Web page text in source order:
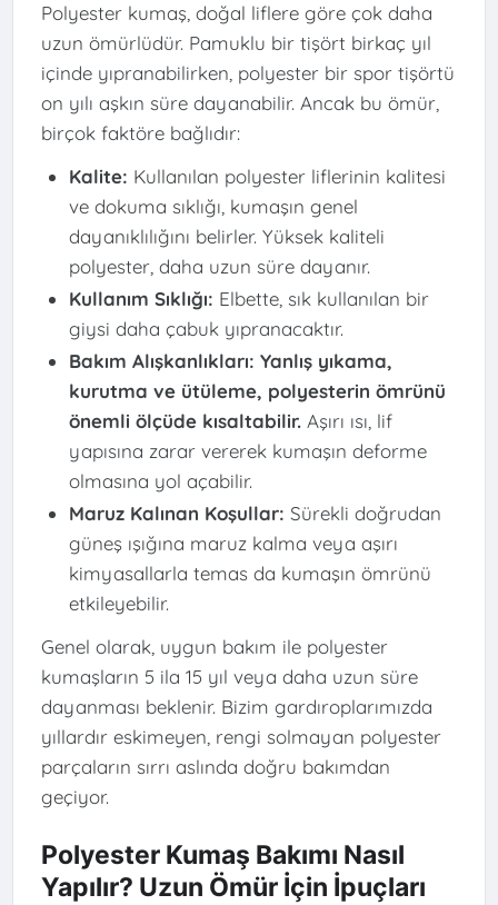
Polyester kumaş, doğal liflere göre çok daha
uzun ömürlüdür. Pamuklu bir tişört birkaç yıl
içinde yıpranabilirken, polyester bir spor tişörtü
on yılı aşkın süre dayanabilir. Ancak bu ömür,
birçok faktöre bağlıdır:
Kalite: Kullanılan polyester liflerinin kalitesi
ve dokuma sıklığı, kumaşın genel
dayanıklılığını belirler. Yüksek kaliteli
polyester, daha uzun süre dayanır.
Kullanım Sıklığı: Elbette, sık kullanılan bir
giysi daha çabuk yıpranacaktır.
Bakım Alışkanlıkları: Yanlış yıkama,
kurutma ve ütüleme, polyesterin ömrünü
önemli ölçüde kısaltabilir.Aşırı ısı, lif
yapısına zarar vererek kumaşın deforme
olmasına yol açabilir.
Maruz Kalınan Koşullar: Sürekli doğrudan
güneş ışığına maruz kalma veya aşırı
kimyasallarla temas da kumaşın ömrünü
etkileyebilir.
Genel olarak, uygun bakım ile polyester
kumaşların 5 ila 15 yıl veya daha uzun süre
dayanması beklenir. Bizim gardıroplarımızda
yıllardır eskimeyen, rengi solmayan polyester
parçaların sırrı aslında doğru bakımdan
geçiyor.
Polyester Kumaş Bakımı Nasıl
Yapılır? Uzun Ömür İçin İpuçları